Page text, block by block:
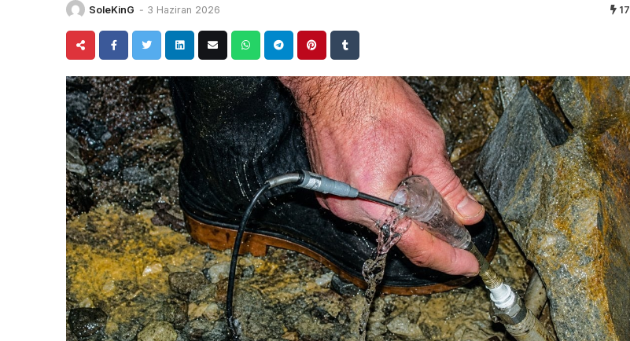
SoleKinG - 3 Haziran 2026 17